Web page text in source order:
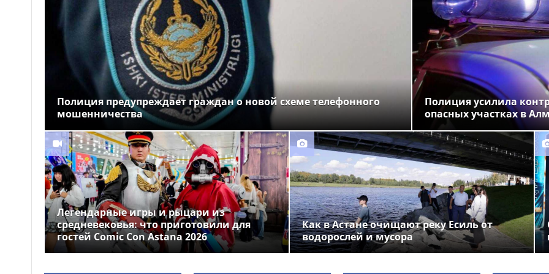
Полиция предупреждает граждан о новой схеме телефонного
мошенничества
Полиция усилила
опасных участках в
Легендарные игры и рыцари из
средневековья: что приготовили для
гостей Comic Con Astana 2026
Как в Астане очищают реку Есиль от
водорослей и мусора